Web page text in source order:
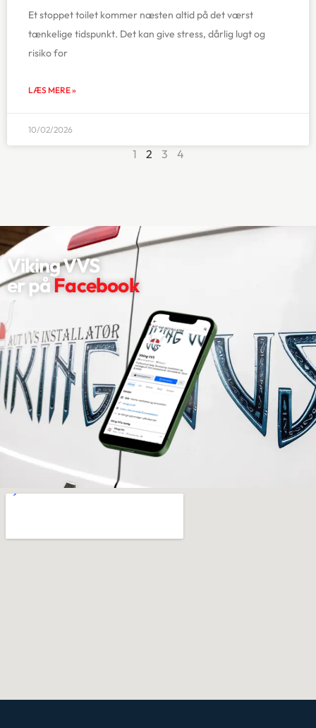
Et stoppet toilet kommer næsten altid på det værst
tænkelige tidspunkt. Det kan give stress, dårlig lugt og
risiko for
LÆS MERE »
10/02/2026
1 2 3 4
Viking VVS
er ​påFacebook